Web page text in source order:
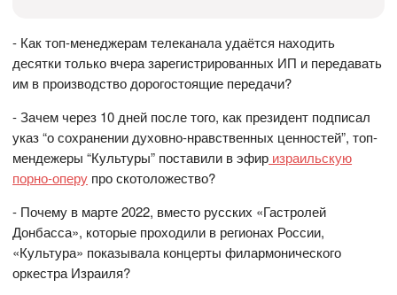
- Как топ-менеджерам телеканала удаётся находить
десятки только вчера зарегистрированных ИП и передавать
им в производство дорогостоящие передачи?
- Зачем через 10 дней после того, как президент подписал
указ “о сохранении духовно-нравственных ценностей”, топ-
мендежеры “Культуры” поставили в эфир израильскую
порно-оперу про скотоложество?
- Почему в марте 2022, вместо русских «Гастролей
Донбасса», которые проходили в регионах России,
«Культура» показывала концерты филармонического
оркестра Израиля?